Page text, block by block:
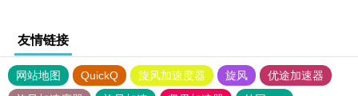
友情链接
网站地图 QuickQ 旋风加速度器 旋风
优途加速器